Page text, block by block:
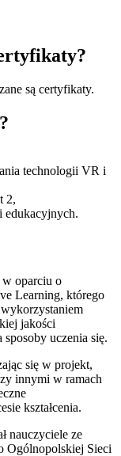
są certyfikaty.
technologii VR i
2,
edukacyjnych.
oparciu o
Learning, którego
jakości
uczenia się.
się w projekt,
innymi w ramach
kształcenia.
nauczyciele ze
Ogólnopolskiej Sieci